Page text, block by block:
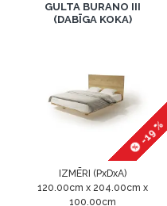
GULTA BURANO III
(DABĪGA KOKA)
-19 %
IZMĒRI (PxDxA)
120.00cm x 204.00cm x
100.00cm